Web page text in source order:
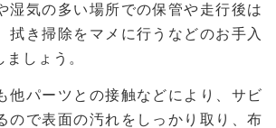
湿気の多い場所での保管や走行後は
拭き掃除をマメに行うなどのお手入
しょう。
他パーツとの接触などにより、サビ
ので表面の汚れをしっかり取り、布